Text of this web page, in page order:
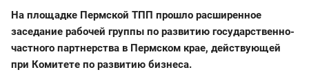
На площадке Пермской ТПП прошло расширенное
заседание рабочей группы по развитию государственно-
частного партнерства в Пермском крае, действующей
при Комитете по развитию бизнеса.